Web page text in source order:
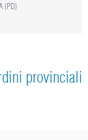
(PD)
provinciali